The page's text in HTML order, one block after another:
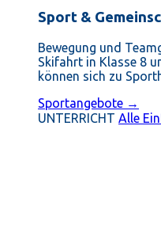
Sport &
Bewegung und
Skifahrt in Klasse 8
können sich zu
Sportangebote →
UNTERRICHT Alle